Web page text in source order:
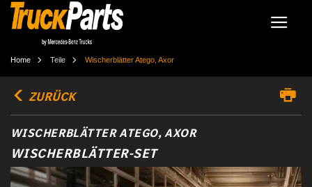
Home Teile Wischerblätter Atego, Axor
ZURÜCK
WISCHERBLÄTTER ATEGO, AXOR
WISCHERBLÄTTER-SET